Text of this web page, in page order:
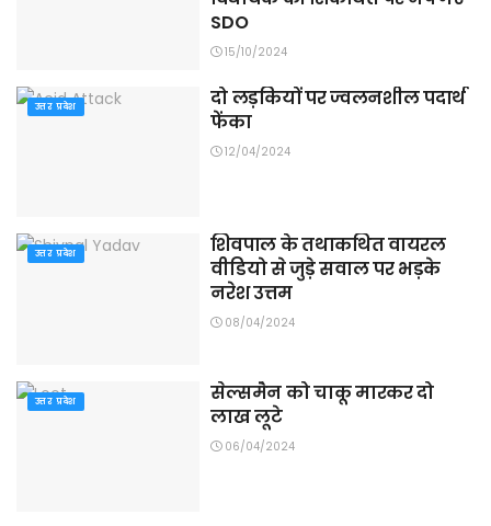
SDO
15/10/2024
उत्तर प्रदेश
दो लड़कियों पर ज्वलनशील पदार्थ
फेंका
12/04/2024
उत्तर प्रदेश
शिवपाल के तथाकथित वायरल
वीडियो से जुड़े सवाल पर भड़के
नरेश उत्तम
08/04/2024
उत्तर प्रदेश
सेल्समैन को चाकू मारकर दो
लाख लूटे
06/04/2024